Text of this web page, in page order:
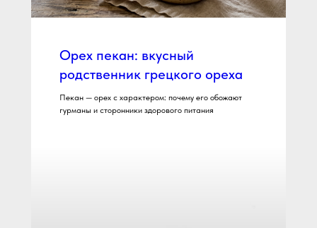
Орех пекан: вкусный
родственник грецкого ореха
Пекан — орех с характером: почему его обожают
гурманы и сторонники здорового питания